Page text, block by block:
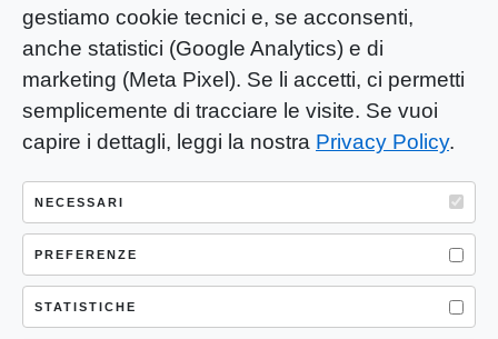
gestiamo cookie tecnici e, se acconsenti,
anche statistici (Google Analytics) e di
marketing (Meta Pixel). Se li accetti, ci permetti
semplicemente di tracciare le visite. Se vuoi
capire i dettagli, leggi la nostra Privacy Policy.
NECESSARI
PREFERENZE
STATISTICHE
YOU-ng Slow Journalism è una testata
giornalistica di proprietà di Mastino S.R.L.
Registrazione presso Trib. Santa Maria
Capua Vetere (CE) n° 900 del 31/01/2025 |
ISSN 3103-4683
P.IVA: 04755530617